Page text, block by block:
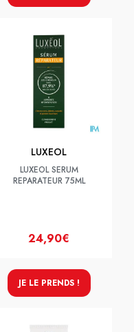
LUXEOL
LUXEOL SERUM
REPARATEUR 75ML
24,90€
JE LE PRENDS !